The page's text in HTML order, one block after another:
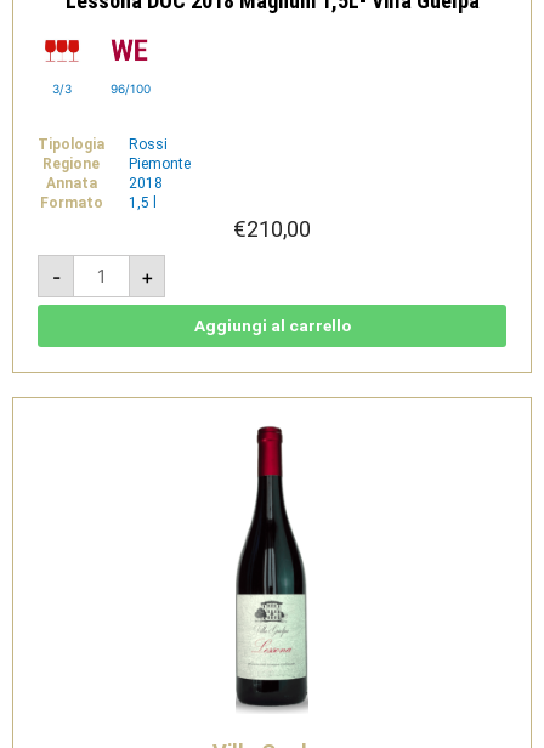
3/3 96/100
Tipologia
Rossi
Regione
Piemonte
Annata
2018
Formato
1,5 l
€210,00
-
Lessona
DOC
2018
Magnum
quantità
+
Aggiungi al carrello